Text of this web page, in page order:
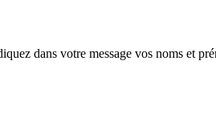
dans votre message vos noms et